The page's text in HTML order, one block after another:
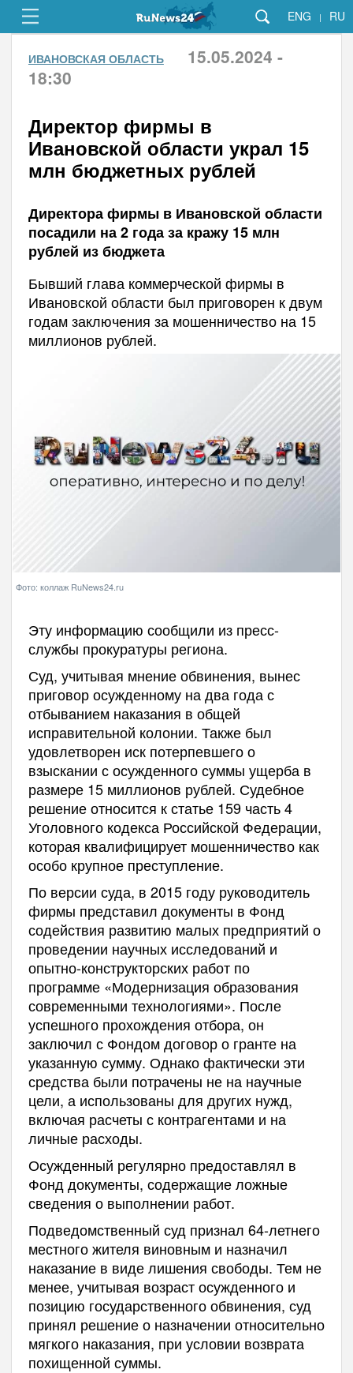
ENG | RU
ИВАНОВСКАЯ ОБЛАСТЬ
15.05.2024 -
18:30
Директор фирмы в
Ивановской области украл 15
млн бюджетных рублей
Директора фирмы в Ивановской области
посадили на 2 года за кражу 15 млн
рублей из бюджета
Бывший глава коммерческой фирмы в
Ивановской области был приговорен к двум
годам заключения за мошенничество на 15
миллионов рублей.
Фото: коллаж RuNews24.ru
Эту информацию сообщили из пресс-
службы прокуратуры региона.
Суд, учитывая мнение обвинения, вынес
приговор осужденному на два года с
отбыванием наказания в общей
исправительной колонии. Также был
удовлетворен иск потерпевшего о
взыскании с осужденного суммы ущерба в
размере 15 миллионов рублей. Судебное
решение относится к статье 159 часть 4
Уголовного кодекса Российской Федерации,
которая квалифицирует мошенничество как
особо крупное преступление.
По версии суда, в 2015 году руководитель
фирмы представил документы в Фонд
содействия развитию малых предприятий о
проведении научных исследований и
опытно-конструкторских работ по
программе «Модернизация образования
современными технологиями». После
успешного прохождения отбора, он
заключил с Фондом договор о гранте на
указанную сумму. Однако фактически эти
средства были потрачены не на научные
цели, а использованы для других нужд,
включая расчеты с контрагентами и на
личные расходы.
Осужденный регулярно предоставлял в
Фонд документы, содержащие ложные
сведения о выполнении работ.
Подведомственный суд признал 64-летнего
местного жителя виновным и назначил
наказание в виде лишения свободы. Тем не
менее, учитывая возраст осужденного и
позицию государственного обвинения, суд
принял решение о назначении относительно
мягкого наказания, при условии возврата
похищенной суммы.